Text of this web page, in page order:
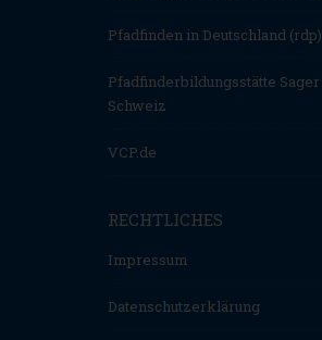
Pfadfinden in Deutschland (rdp)
Pfadfinderbildungsstätte Sager
Schweiz
VCP.de
RECHTLICHES
Impressum
Datenschutzerklärung